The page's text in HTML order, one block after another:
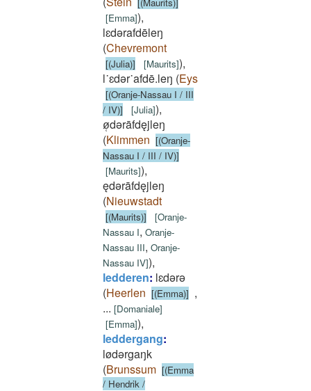
[Emma]),
lɛdǝrafdēleŋ
(Chevremont
[(Julia)] [Maurits]),
l˙ɛdǝr˙afdē.leŋ (Eys
[(Oranje-Nassau I / III
/ IV)]
[Julia]),
ø̜dǝrāfdęjleŋ
(Klimmen [(Oranje-
Nassau I / III / IV)]
[Maurits]),
ędǝrāfdęjleŋ
(Nieuwstadt
[(Maurits)] [Oranje-
Nassau I, Oranje-
Nassau III, Oranje-
Nassau IV]),
ledderen: lɛdǝrǝ
(Heerlen [(Emma)] ,
... [Domaniale]
[Emma]),
leddergang:
lødǝrgaŋk
(Brunssum [(Emma
/ Hendrik /